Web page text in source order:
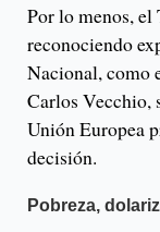
Por lo menos, el
reconociendo
Nacional, como
Carlos Vecchio,
Unión Europea
decisión.
Pobreza,